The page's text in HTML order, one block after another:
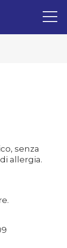
senza
allergia.